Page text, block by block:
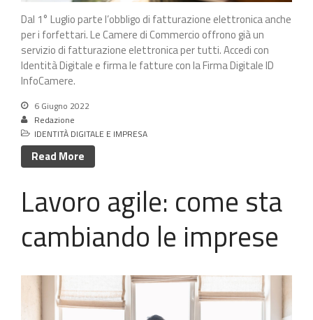
Dal 1° Luglio parte l’obbligo di fatturazione elettronica anche
per i forfettari. Le Camere di Commercio offrono già un
servizio di fatturazione elettronica per tutti. Accedi con
Identità Digitale e firma le fatture con la Firma Digitale ID
InfoCamere.
6 Giugno 2022
Redazione
IDENTITÀ DIGITALE E IMPRESA
Read More
Lavoro agile: come sta
cambiando le imprese